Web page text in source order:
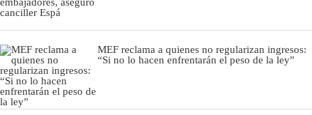
MEF reclama a quienes no regularizan ingresos:
“Si no lo hacen enfrentarán el peso de la ley”